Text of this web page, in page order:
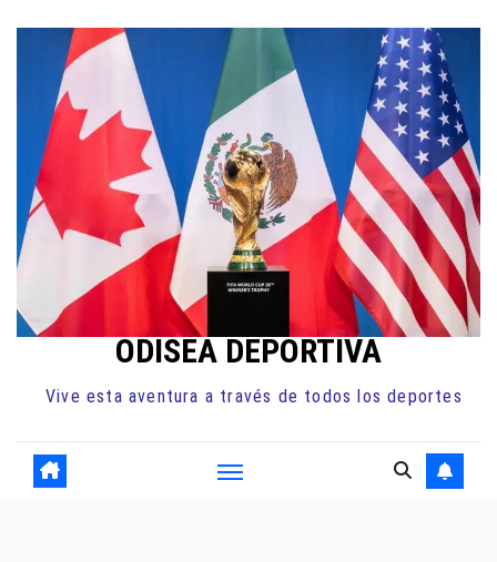
contenido
ODISEA DEPORTIVA
Vive esta aventura a través de todos los deportes